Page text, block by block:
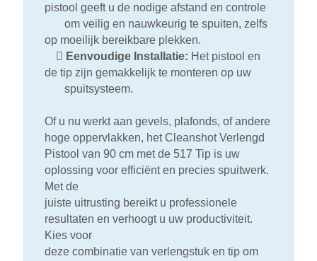
pistool geeft u de nodige afstand en controle
om veilig en nauwkeurig te spuiten, zelfs
op moeilijk bereikbare plekken.
 Eenvoudige Installatie: Het pistool en
de tip zijn gemakkelijk te monteren op uw
spuitsysteem.
Of u nu werkt aan gevels, plafonds, of andere
hoge oppervlakken, het Cleanshot Verlengd
Pistool van 90 cm met de 517 Tip is uw
oplossing voor efficiënt en precies spuitwerk.
Met de
juiste uitrusting bereikt u professionele
resultaten en verhoogt u uw productiviteit.
Kies voor
deze combinatie van verlengstuk en tip om